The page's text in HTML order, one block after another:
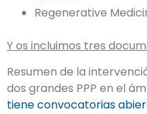
Regenerative
Y os incluimos tres
Resumen de la
dos grandes PPP en el
tiene convocatorias